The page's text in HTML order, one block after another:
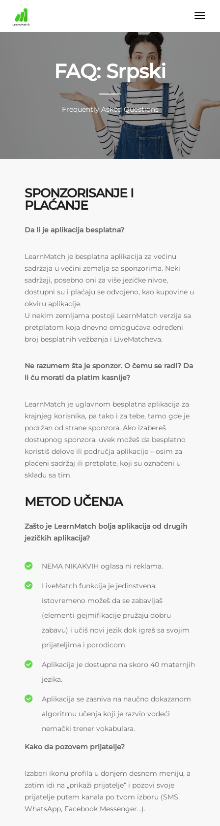
FAQ: Srpski
Frequently Asked Questions
SPONZORISANJE I
PLAĆANJE
Da li je aplikacija besplatna?
LearnMatch je besplatna aplikacija za većinu
sadržaja u većini zemalja sa sponzorima. Neki
sadržaji, posebno oni za više jezičke nivoe,
dostupni su i plaćaju se odvojeno, kao kupovine u
okviru aplikacije.
U nekim zemljama postoji LearnMatch verzija sa
pretplatom koja dnevno omogućava određeni
broj besplatnih vežbanja i LiveMatcheva.
Ne razumem šta je sponzor. O čemu se radi? Da
li ću morati da platim kasnije?
LearnMatch je uglavnom besplatna aplikacija za
krajnjeg korisnika, pa tako i za tebe, tamo gde je
podržan od strane sponzora. Ako izabereš
dostupnog sponzora, uvek možeš da besplatno
koristiš delove ili područja aplikacije – osim za
plaćeni sadržaj ili pretplate, koji su označeni u
skladu sa tim.
METOD UČENJA
Zašto je LearnMatch bolja aplikacija od drugih
jezičkih aplikacija?
NEMA NIKAKVIH oglasa ni reklama.
LiveMatch funkcija je jedinstvena:
istovremeno možeš da se zabavljaš
(elementi gejmifikacije pružaju dobru
zabavu) i učiš novi jezik dok igraš sa svojim
prijateljima i porodicom.
Aplikacija je dostupna na skoro 40 maternjih
jezika.
Aplikacija se zasniva na naučno dokazanom
algoritmu učenja koji je razvio vodeći
nemački trener vokabulara.
Kako da pozovem prijatelje?
Izaberi ikonu profila u donjem desnom meniju, a
zatim idi na „prikaži prijatelje“ i pozovi svoje
prijatelje putem kanala po tvom izboru (SMS,
WhatsApp, Facebook Messenger…).